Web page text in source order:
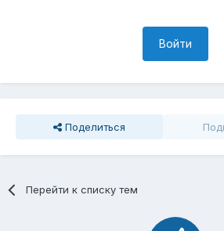
Войти
Поделиться
Перейти к списку тем